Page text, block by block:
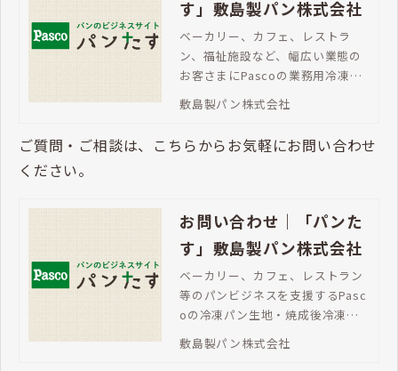
す」敷島製パン株式会社
ベーカリー、カフェ、レストラ
ン、福祉施設など、幅広い業態の
お客さまにPascoの業務用冷凍パ
ンが選ばれています。バラエティ
豊かなラインアップ、焼成後冷凍
適です。
敷島製パン株式会社
ご質問・ご相談は、こちらからお気軽にお問い合わせ
ください。
お問い合わせ｜「パンた
す」敷島製パン株式会社
ベーカリー、カフェ、レストラン
等のパンビジネスを支援するPasc
oの冷凍パン生地・焼成後冷凍パ
ン。「パンたす」は、豊富な商品
ラインアップで、メニューの充
敷島製パン株式会社